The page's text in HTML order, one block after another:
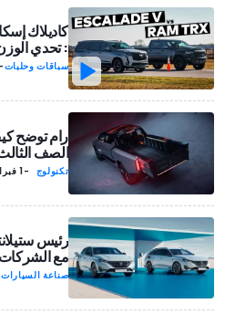
كاديلاك
: تحدي
سباقات وحلبات-
رام توضح
الصف
تكنولوج
يا
-1 فبراير/شباط 2023
رئيس
مع الشركات
صناعة السيارات